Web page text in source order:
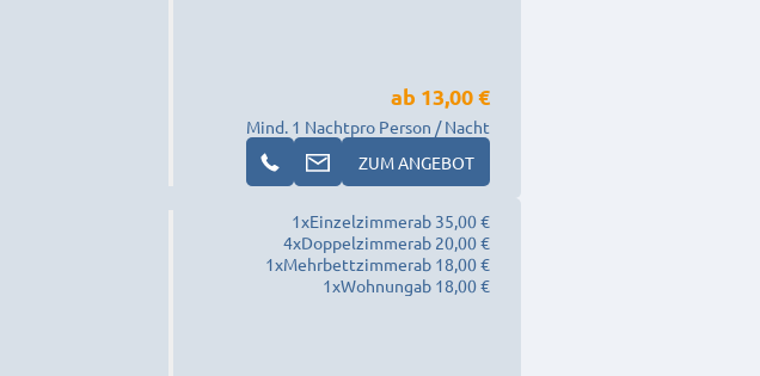
Mind. 1 Nacht
ab 13,00 €
pro Person / Nacht
ZUM ANGEBOT
1xEinzelzimmerab 35,00 €
4xDoppelzimmerab 20,00 €
1xMehrbettzimmerab 18,00 €
1xWohnungab 18,00 €